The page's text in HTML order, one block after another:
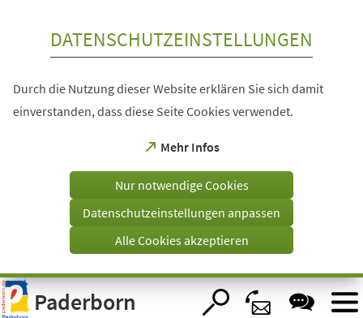
Visuelle
Assistenzsoftware
öffnen.
DATENSCHUTZEINSTELLUNGEN
Durch die Nutzung dieser Website erklären Sie sich damit
einverstanden, dass diese Seite Cookies verwendet.
Mehr Infos
(Öffnet
einem
Tab)
Nur notwendige Cookies
Datenschutzeinstellungen anpassen
Alle Cookies akzeptieren
Paderborn